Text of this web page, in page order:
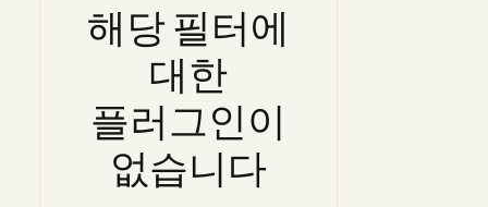
해당 필터에
대한
플러그인이
없습니다